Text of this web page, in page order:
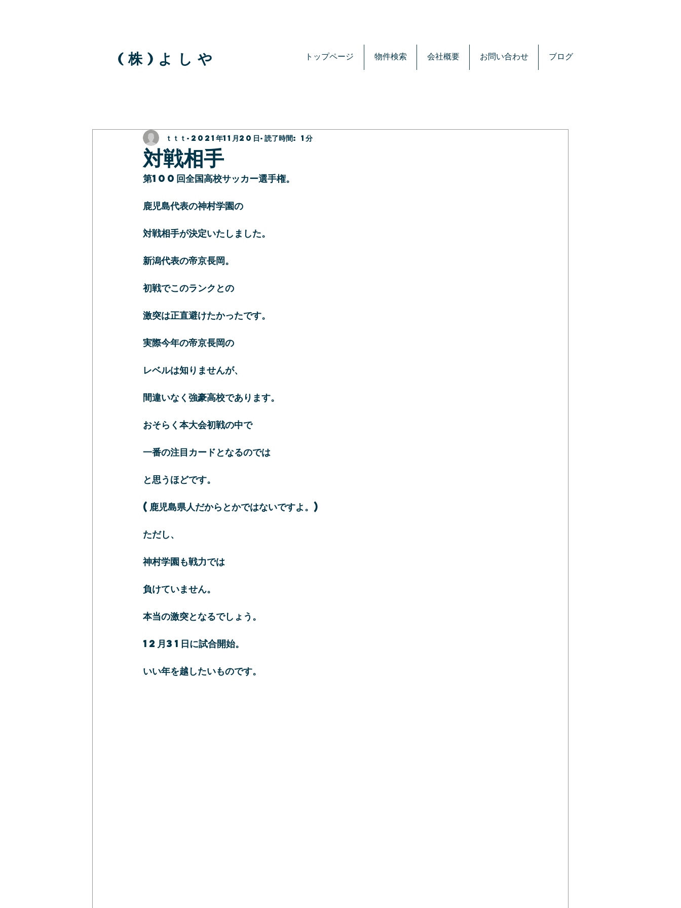
( 株 ) よ し や トップページ 物件検索 会社概要 お問い合わせ ブログ
対戦相手
ｔｔｔ 2021年11月20日 読了時間: 1分
第100回全国高校サッカー選手権。
鹿児島代表の神村学園の
対戦相手が決定いたしました。
新潟代表の帝京長岡。
初戦でこのランクとの
激突は正直避けたかったです。
実際今年の帝京長岡の
レベルは知りませんが、
間違いなく強豪高校であります。
おそらく本大会初戦の中で
一番の注目カードとなるのでは
と思うほどです。
(鹿児島県人だからとかではないですよ。)
ただし、
神村学園も戦力では
負けていません。
本当の激突となるでしょう。
12月31日に試合開始。
いい年を越したいものです。